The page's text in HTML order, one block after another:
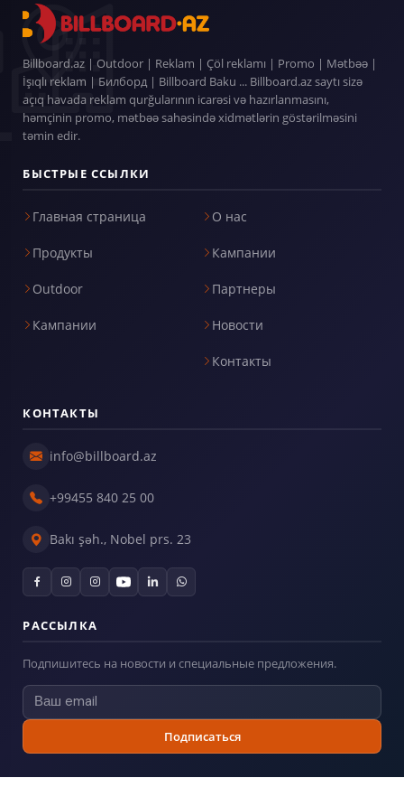
Billboard.az | Outdoor | Reklam | Çöl reklamı | Promo | Mətbəə |
İşıqlı reklam | Билборд | Billboard Baku ... Billboard.az saytı sizə
açıq havada reklam qurğularının icarəsi və hazırlanmasını,
həmçinin promo, mətbəə sahəsində xidmətlərin göstərilməsini
təmin edir.
БЫСТРЫЕ ССЫЛКИ
Главная страница
Продукты
Outdoor
Кампании
О нас
Кампании
Партнеры
Новости
Контакты
КОНТАКТЫ
info@billboard.az
+99455 840 25 00
Bakı şəh., Nobel prs. 23
РАССЫЛКА
Подпишитесь на новости и специальные предложения.
Подписаться